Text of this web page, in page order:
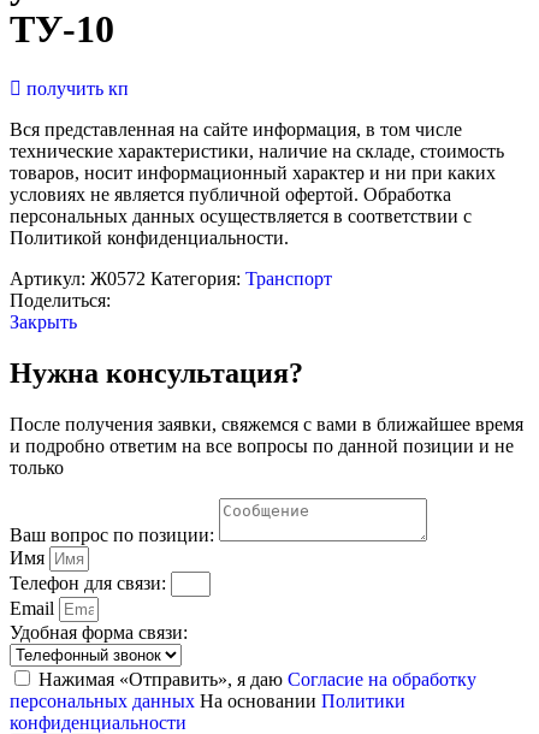
ТУ-10
получить кп
Вся представленная на сайте информация, в том числе
технические характеристики, наличие на складе, стоимость
товаров, носит информационный характер и ни при каких
условиях не является публичной офертой. Обработка
персональных данных осуществляется в соответствии с
Политикой конфиденциальности.
Артикул: Ж0572 Категория: Транспорт
Поделиться:
Закрыть
Нужна консультация?
После получения заявки, свяжемся с вами в ближайшее время
и подробно ответим на все вопросы по данной позиции и не
только
Ваш вопрос по позиции:
Имя
Телефон для связи:
Email
Удобная форма связи:
Нажимая «Отправить», я даю Согласие на обработку
персональных данных На основании Политики
конфиденциальности